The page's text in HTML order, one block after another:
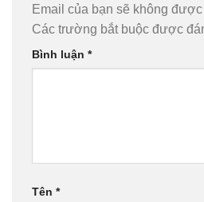
Email của bạn sẽ không
Các trường bắt buộc được
Bình luận *
Tên *